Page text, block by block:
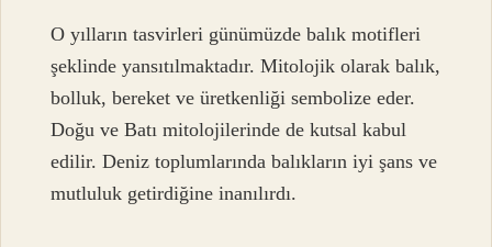
O yılların tasvirleri günümüzde balık motifleri
şeklinde yansıtılmaktadır. Mitolojik olarak balık,
bolluk, bereket ve üretkenliği sembolize eder.
Doğu ve Batı mitolojilerinde de kutsal kabul
edilir. Deniz toplumlarında balıkların iyi şans ve
mutluluk getirdiğine inanılırdı.